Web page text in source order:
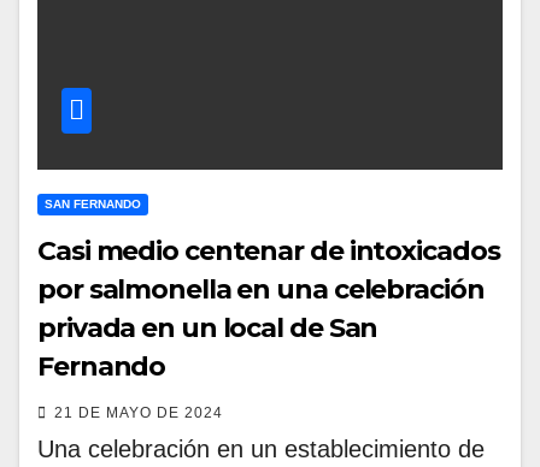
SAN FERNANDO
Casi medio centenar de intoxicados
por salmonella en una celebración
privada en un local de San
Fernando
21 DE MAYO DE 2024
Una celebración en un establecimiento de